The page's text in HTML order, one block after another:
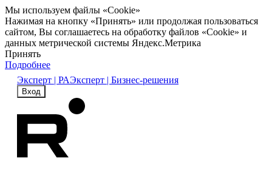
Мы используем файлы «Cookie»
Нажимая на кнопку «Принять» или продолжая пользоваться
сайтом, Вы соглашаетесь на обработку файлов «Cookie» и
данных метрической системы Яндекс.Метрика
Принять
Подробнее
Эксперт | РАЭксперт | Бизнес-решения
Вход